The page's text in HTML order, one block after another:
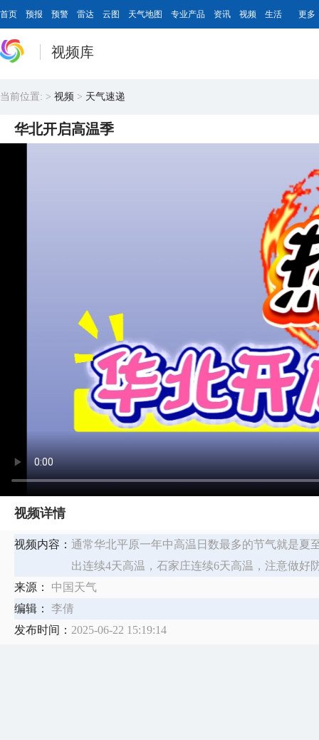
首页 预报 预警 雷达 云图 天气地图 专业产品 资讯 视频 生活 更多
视频库
当前位置: > 视频 > 天气速递
华北开启高温季
视频详情
视频内容： 通常华北平原一年中高温日数最多的节气就是夏
出连续4天高温，石家庄连续6天高温，注意做好
来源：
中国天气
编辑：
李倩
发布时间： 2025-06-22 15:19:14